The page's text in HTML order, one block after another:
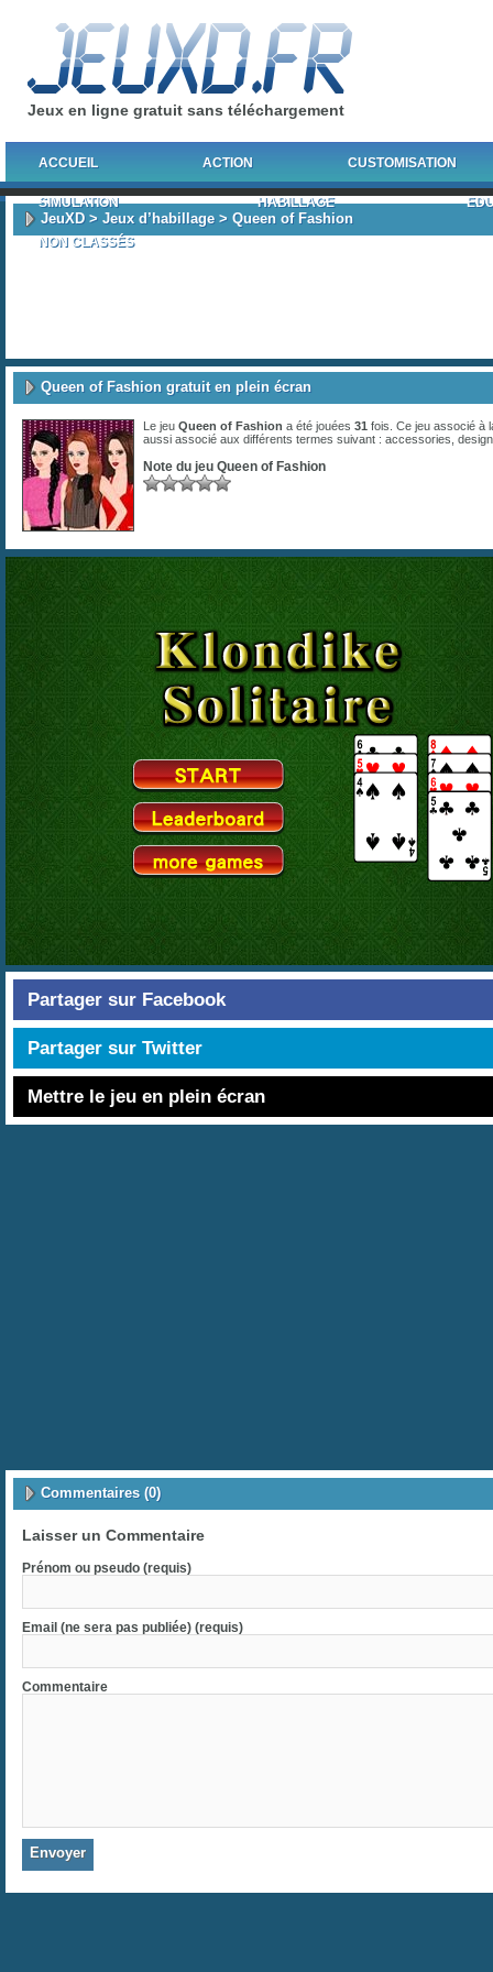
Jeux en ligne gratuit sans téléchargement
ACCUEIL ACTION CUSTOMISATION
SIMULATION HABILLAGE
NON CLASSÉS
JeuXD> Jeux d’habillage> Queen of Fashion
Queen of Fashion gratuit en plein écran
Le jeu Queen of Fashion a été jouées 31 fois. Ce jeu associé à
aussi associé aux différents termes suivant : accessories
Note du jeu Queen of Fashion
Partager sur Facebook
Partager sur Twitter
Mettre le jeu en plein écran
Commentaires (0)
Laisser un Commentaire
Prénom ou pseudo (requis)
Email (ne sera pas publiée) (requis)
Commentaire